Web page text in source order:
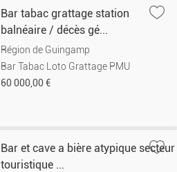
Bar tabac grattage station
balnéaire / décès gé...
Région de Guingamp
Bar Tabac Loto Grattage PMU
60 000,00 €
Bar et cave a bière atypique secteur
touristique ...